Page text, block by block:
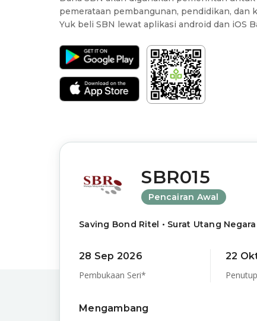
pemerataan pembangunan, pendidikan, dan
Yuk beli SBN lewat aplikasi android dan iOS
SBR015
Pencairan Awal
Saving Bond Ritel • Surat Utang Negara
28 Sep 2026
Pembukaan Seri*
22
Mengambang